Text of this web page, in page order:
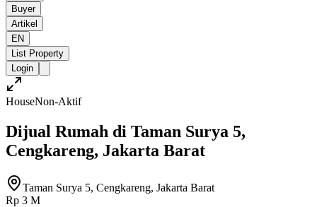
Buyer
Artikel
EN
List Property
Login
HouseNon-Aktif
Dijual Rumah di Taman Surya 5,
Cengkareng, Jakarta Barat
Taman Surya 5, Cengkareng, Jakarta Barat
Rp 3 M